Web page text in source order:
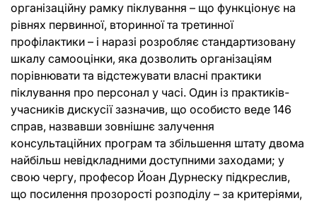
організаційну рамку піклування – що функціонує на
рівнях первинної, вторинної та третинної
профілактики – і наразі розробляє стандартизовану
шкалу самооцінки, яка дозволить організаціям
порівнювати та відстежувати власні практики
піклування про персонал у часі. Один із практиків-
учасників дискусії зазначив, що особисто веде 146
справ, назвавши зовнішнє залучення
консультаційних програм та збільшення штату двома
найбільш невідкладними доступними заходами; у
свою чергу, професор Йоан Дурнеску підкреслив,
що посилення прозорості розподілу – за критеріями,